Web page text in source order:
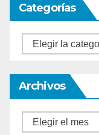
Categorías
Categorías
Archivos
Archivos